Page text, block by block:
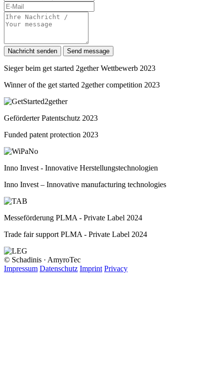
Nachricht senden Send message
Sieger beim get started 2gether Wettbewerb 2023
Winner of the get started 2gether competition 2023
Geförderter Patentschutz 2023
Funded patent protection 2023
Inno Invest - Innovative Herstellungstechnologien
Inno Invest – Innovative manufacturing technologies
Messeförderung PLMA - Private Label 2024
Trade fair support PLMA - Private Label 2024
© Schadinis · AmyroTec
Impressum Datenschutz Imprint Privacy